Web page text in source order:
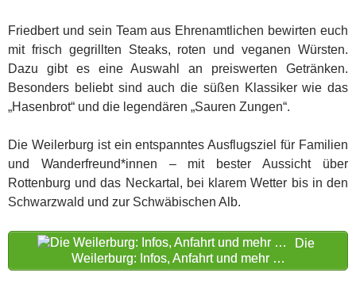
Friedbert und sein Team aus Ehrenamtlichen bewirten euch
mit frisch gegrillten Steaks, roten und veganen Würsten.
Dazu gibt es eine Auswahl an preiswerten Getränken.
Besonders beliebt sind auch die süßen Klassiker wie das
„Hasenbrot“ und die legendären „Sauren Zungen“.
Die Weilerburg ist ein entspanntes Ausflugsziel für Familien
und Wanderfreund*innen – mit bester Aussicht über
Rottenburg und das Neckartal, bei klarem Wetter bis in den
Schwarzwald und zur Schwäbischen Alb.
Die
Weilerburg: Infos, Anfahrt und mehr …